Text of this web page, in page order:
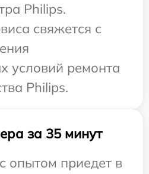
Philips.
свяжется с
условий ремонта
Philips.
за 35 минут
опытом приедет в